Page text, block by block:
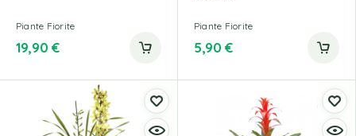
Piante Fiorite
19,90 €
Piante Fiorite
5,90€